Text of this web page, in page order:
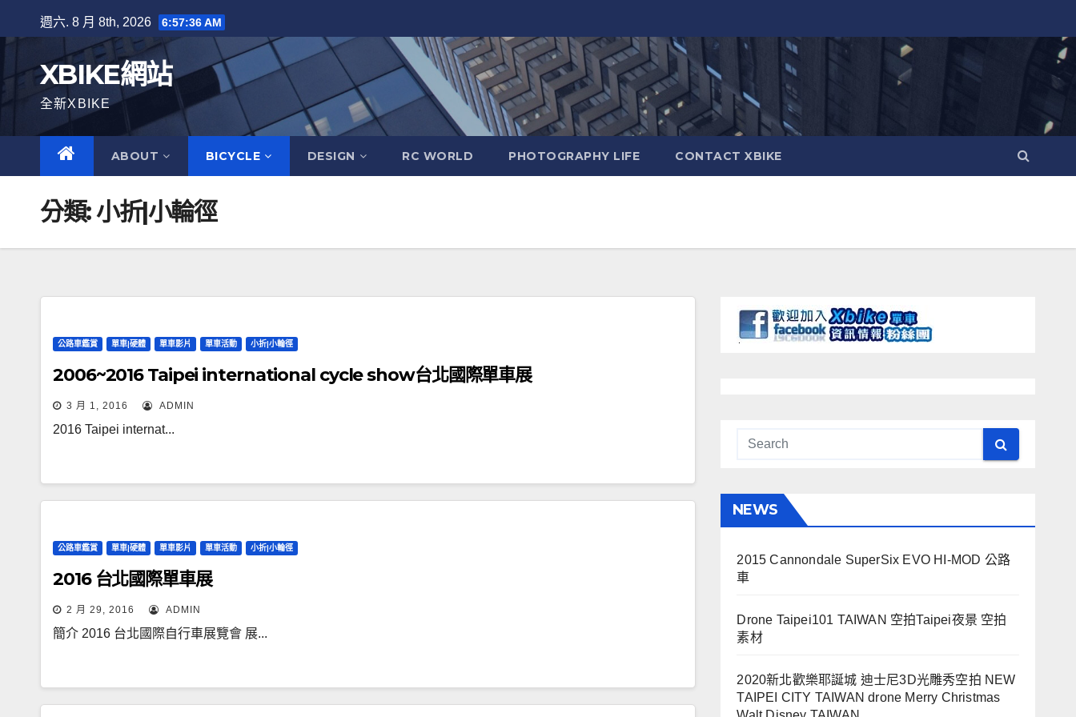
to
週六. 8 月 8th, 2026 6:57:37 AM
XBIKE網站
全新XBIKE
ABOUT BICYCLE DESIGN RC WORLD PHOTOGRAPHY LIFE CONTACT XBIKE
分類:小折|小輪徑
公路車鑑賞 單車|硬體 單車影片 單車活動 小折|小輪徑
2006~2016 Taipei international cycle show台北國際單車展
3 月 1, 2016 ADMIN
2016 Taipei internat...
公路車鑑賞 單車|硬體 單車影片 單車活動 小折|小輪徑
2016 台北國際單車展
2 月 29, 2016 ADMIN
簡介 2016 台北國際自行車展覽會 展...
NEWS
2015 Cannondale SuperSix EVO HI-MOD 公路
車
Drone Taipei101 TAIWAN 空拍Taipei夜景 空拍
素材
2020新北歡樂耶誕城 迪士尼3D光雕秀空拍 NEW
TAIPEI CITY TAIWAN drone Merry Christmas